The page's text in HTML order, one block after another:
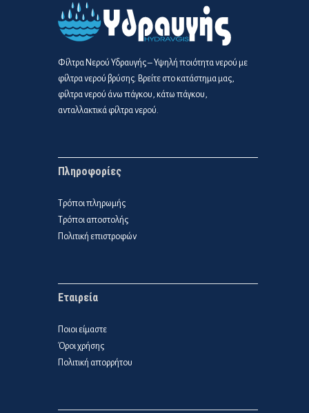
Φίλτρα Νερού Υδραυγής – Υψηλή ποιότητα νερού με
φίλτρα νερού βρύσης. Βρείτε στο κατάστημα μας,
φίλτρα νερού άνω πάγκου, κάτω πάγκου,
ανταλλακτικά φίλτρα νερού.
Πληροφορίες
Τρόποι πληρωμής
Τρόποι αποστολής
Πολιτική επιστροφών
Εταιρεία
Ποιοι είμαστε
Όροι χρήσης
Πολιτική απορρήτου